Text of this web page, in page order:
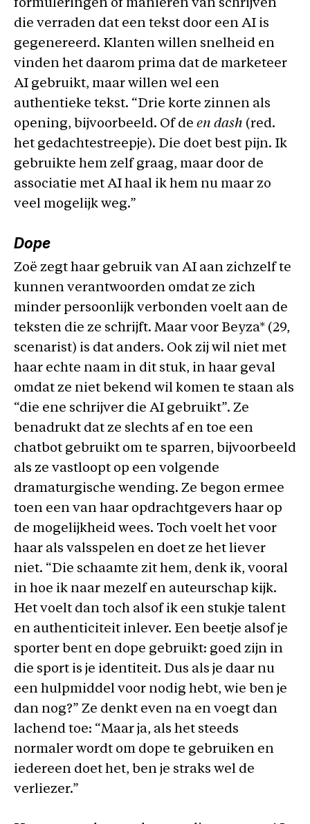
formuleringen of manieren van schrijven
die verraden dat een tekst door een AI is
gegenereerd. Klanten willen snelheid en
vinden het daarom prima dat de marketeer
AI gebruikt, maar willen wel een
authentieke tekst. “Drie korte zinnen als
opening, bijvoorbeeld. Of de en dash (red.
het gedachtestreepje). Die doet best pijn. Ik
gebruikte hem zelf graag, maar door de
associatie met AI haal ik hem nu maar zo
veel mogelijk weg.”
Dope
Zoë zegt haar gebruik van AI aan zichzelf te
kunnen verantwoorden omdat ze zich
minder persoonlijk verbonden voelt aan de
teksten die ze schrijft. Maar voor Beyza* (29,
scenarist) is dat anders. Ook zij wil niet met
haar echte naam in dit stuk, in haar geval
omdat ze niet bekend wil komen te staan als
“die ene schrijver die AI gebruikt”. Ze
benadrukt dat ze slechts af en toe een
chatbot gebruikt om te sparren, bijvoorbeeld
als ze vastloopt op een volgende
dramaturgische wending. Ze begon ermee
toen een van haar opdrachtgevers haar op
de mogelijkheid wees. Toch voelt het voor
haar als valsspelen en doet ze het liever
niet. “Die schaamte zit hem, denk ik, vooral
in hoe ik naar mezelf en auteurschap kijk.
Het voelt dan toch alsof ik een stukje talent
en authenticiteit inlever. Een beetje alsof je
sporter bent en dope gebruikt: goed zijn in
die sport is je identiteit. Dus als je daar nu
een hulpmiddel voor nodig hebt, wie ben je
dan nog?” Ze denkt even na en voegt dan
lachend toe: “Maar ja, als het steeds
normaler wordt om dope te gebruiken en
iedereen doet het, ben je straks wel de
verliezer.”